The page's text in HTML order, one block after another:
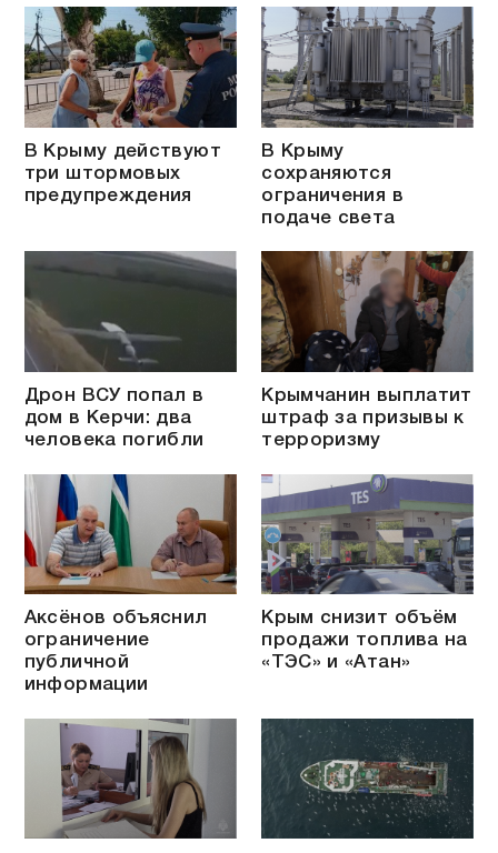
В Крыму действуют
три штормовых
предупреждения
В Крыму
сохраняются
ограничения в
подаче света
Дрон ВСУ попал в
дом в Керчи: два
человека погибли
Крымчанин выплатит
штраф за призывы к
терроризму
Аксёнов объяснил
ограничение
публичной
информации
Крым снизит объём
продажи топлива на
«ТЭС» и «Атан»